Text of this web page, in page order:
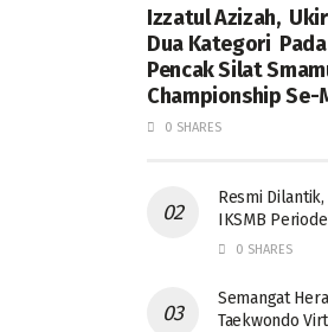
Izzatul Azizah,
Dua Kategori
Pencak Silat
Championship Se-
0 SHARES
Resmi
IKSMB
0 SHARES
Semangat
Taekwondo